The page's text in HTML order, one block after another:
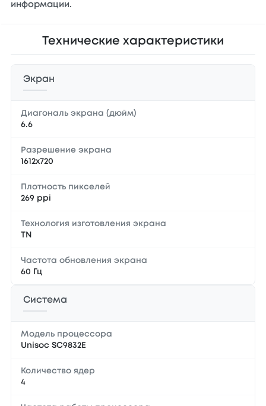
информации.
Технические характеристики
Экран
Диагональ экрана (дюйм)
6.6
Разрешение экрана
1612x720
Плотность пикселей
269 ppi
Технология изготовления экрана
TN
Частота обновления экрана
60 Гц
Система
Модель процессора
Unisoc SC9832E
Количество ядер
4